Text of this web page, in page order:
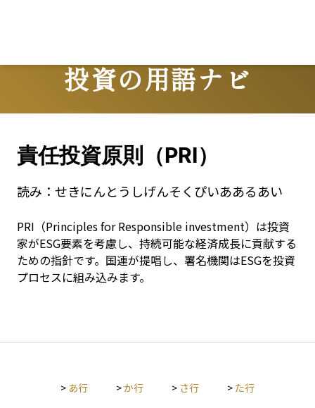
投資の用語ナビ
Terms
責任投資原則（PRI）
読み： せきにんとうしげんそくぴいああるあい
PRI（Principles for Responsible investment）は投資
家がESG要素を考慮し、持続可能な経済成長に貢献する
ための指針です。国連が提唱し、署名機関はESGを投資
プロセスに組み込みます。
> あ行 >か行 > さ行 > た行